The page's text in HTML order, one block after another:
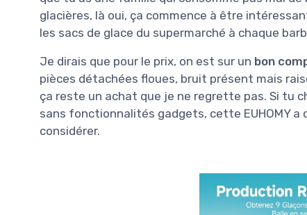
glacières, là oui, ça commence à être
les sacs de glace du supermarché à chaque
Je dirais que pour le prix, on est sur un bon
pièces détachées floues, bruit présent mais
ça reste un achat que je ne regrette pas. Si tu
sans fonctionnalités gadgets, cette EUHOMY
considérer.